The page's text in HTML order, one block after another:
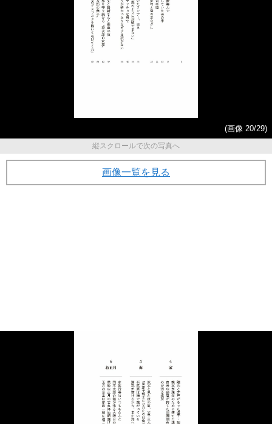
(画像 20/29)
縦スクロールで次の写真へ
画像一覧を見る